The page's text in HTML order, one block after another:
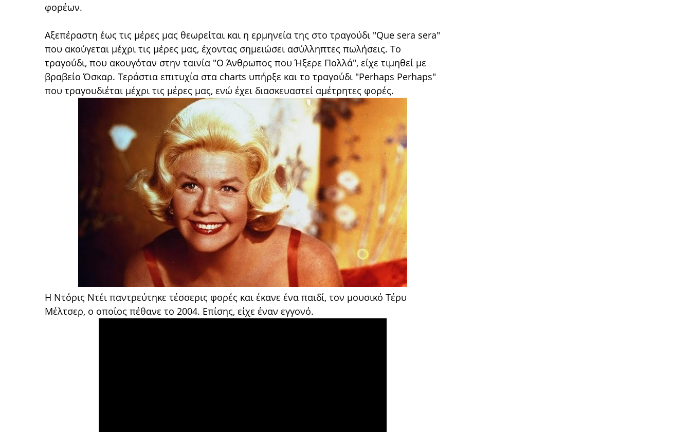
φορέων.
Αξεπέραστη έως τις μέρες μας θεωρείται και η ερμηνεία της στο τραγούδι "Que sera sera"
που ακούγεται μέχρι τις μέρες μας, έχοντας σημειώσει ασύλληπτες πωλήσεις. Το
τραγούδι, που ακουγόταν στην ταινία "Ο Άνθρωπος που Ήξερε Πολλά", είχε τιμηθεί με
βραβείο Όσκαρ. Τεράστια επιτυχία στα charts υπήρξε και το τραγούδι "Perhaps Perhaps"
που τραγουδιέται μέχρι τις μέρες μας, ενώ έχει διασκευαστεί αμέτρητες φορές.
Η Ντόρις Ντέι παντρεύτηκε τέσσερις φορές και έκανε ένα παιδί, τον μουσικό Τέρυ
Μέλτσερ, ο οποίος πέθανε το 2004. Επίσης, είχε έναν εγγονό.